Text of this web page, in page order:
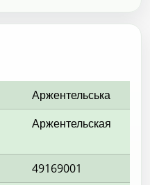
Аржентельська
Аржентельская
49169001